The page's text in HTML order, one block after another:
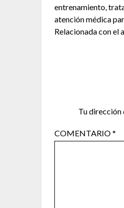
entrenamiento,
atención médica
Relacionada con el
Tu dirección
COMENTARIO*